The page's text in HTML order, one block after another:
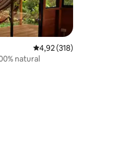
avaliações
4,92 de uma avaliação
4,92 (318)
natural